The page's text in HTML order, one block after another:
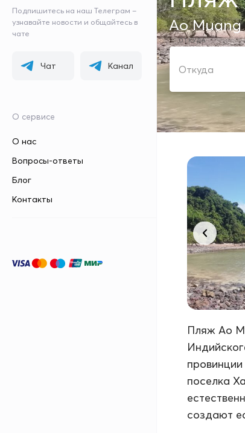
Подпишитесь на наш Телеграм –
узнавайте новости и общайтесь в
чате
Чат Канал
О сервисе
О нас
Вопросы-ответы
Блог
Контакты
Ao Muang
ОТКУДА
Пляж Ао
поселка
создают